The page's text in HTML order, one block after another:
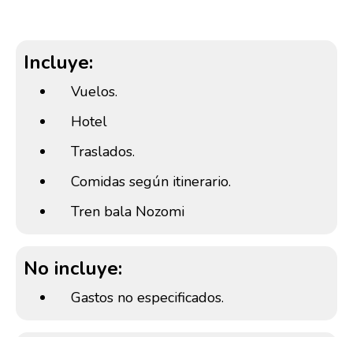
Incluye:
Vuelos.
Hotel
Traslados.
Comidas según itinerario.
Tren bala Nozomi
No incluye:
Gastos no especificados.